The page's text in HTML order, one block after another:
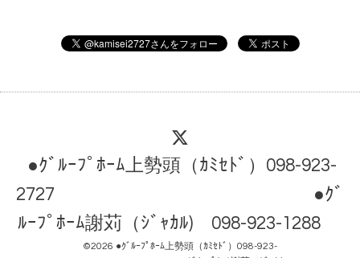
●ｸﾞﾙｰﾌﾟﾎｰﾑ上勢頭（ｶﾐｾﾄﾞ）098-923-
2727 ●ｸﾞ
ﾙｰﾌﾟﾎｰﾑ謝苅（ｼﾞｬｶﾙ) 098-923-1288
©2026 ●ｸﾞﾙｰﾌﾟﾎｰﾑ上勢頭（ｶﾐｾﾄﾞ）098-923-